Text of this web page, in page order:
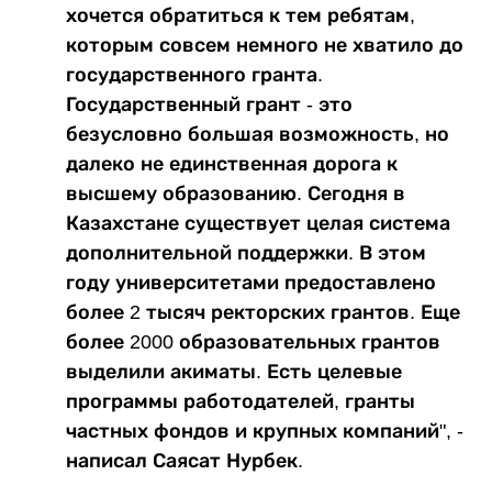
хочется обратиться к тем ребятам,
которым совсем немного не хватило до
государственного гранта.
Государственный грант - это
безусловно большая возможность, но
далеко не единственная дорога к
высшему образованию. Сегодня в
Казахстане существует целая система
дополнительной поддержки. В этом
году университетами предоставлено
более 2 тысяч ректорских грантов. Еще
более 2000 образовательных грантов
выделили акиматы. Есть целевые
программы работодателей, гранты
частных фондов и крупных компаний", -
написал Саясат Нурбек.